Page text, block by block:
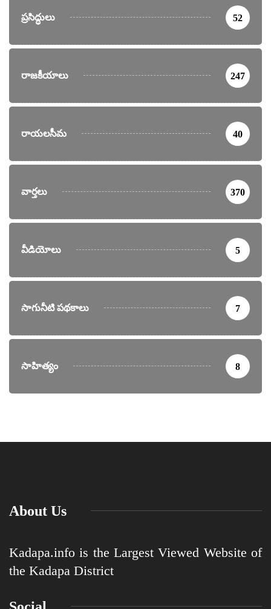
ప్రసిద్ధులు 52
రాజకీయాలు 247
రాయలసీమ 40
వార్తలు 370
వీడియోలు 5
సాగునీటి పథకాలు 7
సాహిత్యం 8
About Us
Kadapa.info is the Largest Viewed Website of
the Kadapa District